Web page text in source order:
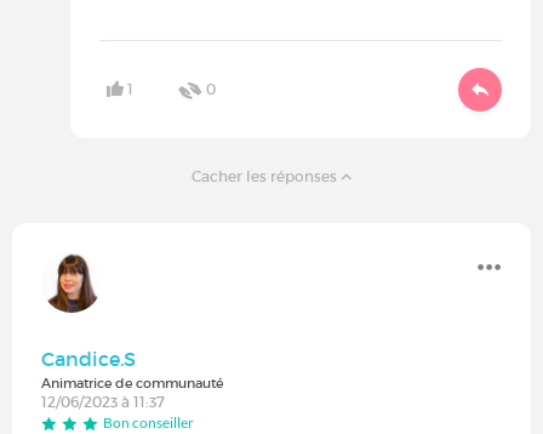
1 0
Cacher les réponses
Candice.S
Animatrice de communauté
12/06/2023 à 11:37
Bon conseiller